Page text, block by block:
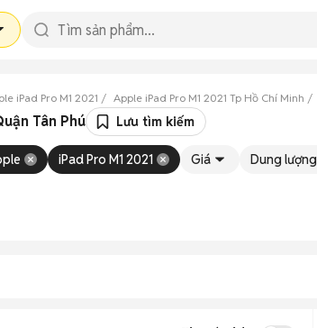
iPad Pro M1 2021 Apple iPad Pro M1 2021 Tp Hồ Chí Minh
Tân Phú Lưu tìm kiếm
iPad Pro M1 2021 Giá Dung lượng